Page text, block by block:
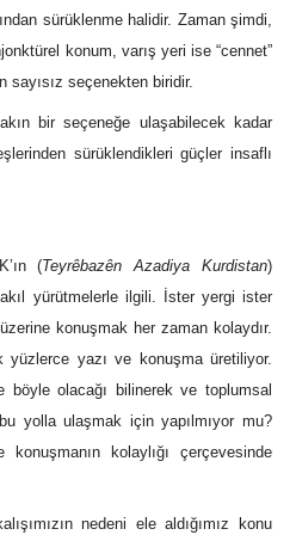
sürüklenme halidir. Zaman şimdi,
konum, varış yeri ise “cennet”
sayısız seçenekten biridir.
bir seçeneğe ulaşabilecek kadar
sürüklendikleri güçler insaflı
(Teyrêbazên Azadiya Kurdistan)
yürütmelerle ilgili. İster yergi ister
konuşmak her zaman kolaydır.
yüzlerce yazı ve konuşma üretiliyor.
olacağı bilinerek ve toplumsal
yolla ulaşmak için yapılmıyor mu?
kolaylığı çerçevesinde
nedeni ele aldığımız konu